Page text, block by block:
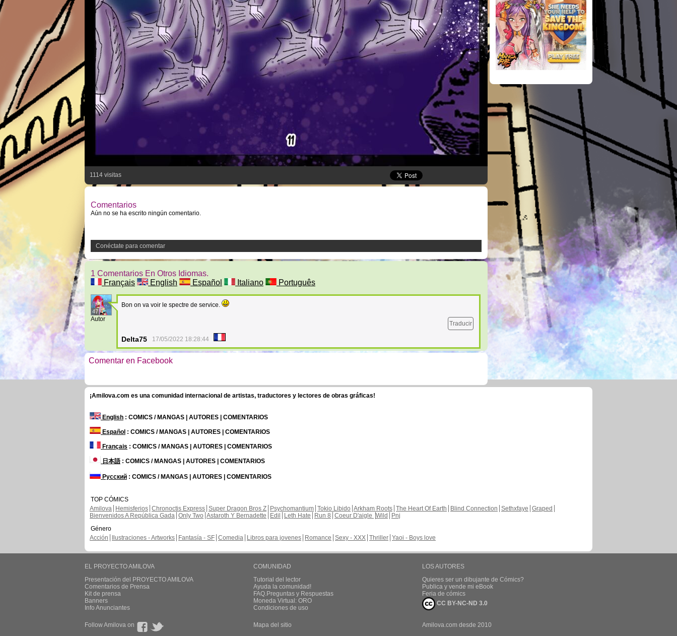
1114 visitas
Comentarios
Aún no se ha escrito ningún comentario.
Conéctate para comentar
1 Comentarios En Otros Idiomas.
Français
English Español Italiano Português
47
Autor
Bon on va voir le spectre de service.
Traducir
Delta75 17/05/2022 18:28:44
Comentar en Facebook
¡Amilova.com es una comunidad internacional de artistas, traductores y lectores de obras gráficas!
English : COMICS / MANGAS | AUTORES | COMENTARIOS
Español : COMICS / MANGAS | AUTORES | COMENTARIOS
Français : COMICS / MANGAS | AUTORES | COMENTARIOS
日本語: COMICS / MANGAS | AUTORES | COMENTARIOS
Русский : COMICS / MANGAS | AUTORES | COMENTARIOS
TOP CÓMICS
Amilova
Hemisferios Chronoctis Express Super Dragon Bros Z Psychomantium Tokio Libido Arkham Roots The Heart Of Earth Blind Connection Sethxfaye Graped
Bienvenidos A República Gada Only Two Astaroth Y Bernadette Edil Leth Hate Run 8 Coeur D'aigle Wild
Pnj
Género
Acción
Ilustraciones - Artworks Fantasía - SF Comedia Libros para jovenes Romance Sexy - XXX Thriller Yaoi - Boys love
EL PROYECTO AMILOVA
Presentación del PROYECTO AMILOVA
Comentarios de Prensa
Kit de prensa
Banners
Info Anunciantes
COMUNIDAD
Tutorial del lector
Ayuda la comunidad!
FAQ.Preguntas y Respuestas
Moneda Virtual: ORO
Condiciones de uso
LOS AUTORES
Quieres ser un dibujante de Cómics?
Publica y vende mi eBook
Feria de cómics
CC BY-NC-ND 3.0
Follow Amilova on Mapa del sitio Amilova.com desde 2010